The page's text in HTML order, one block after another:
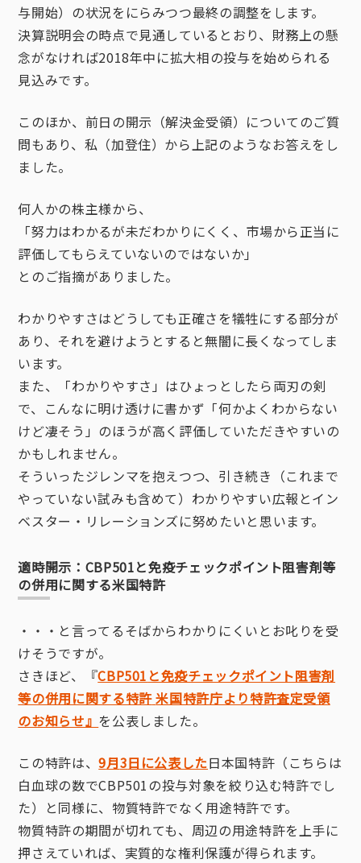
与開始）の状況をにらみつつ最終の調整をします。
決算説明会の時点で見通しているとおり、財務上の懸
念がなければ2018年中に拡大相の投与を始められる
見込みです。
このほか、前日の開示（解決金受領）についてのご質
問もあり、私（加登住）から上記のようなお答えをし
ました。
何人かの株主様から、
「努力はわかるが未だわかりにくく、市場から正当に
評価してもらえていないのではないか」
とのご指摘がありました。
わかりやすさはどうしても正確さを犠牲にする部分が
あり、それを避けようとすると無闇に長くなってしま
います。
また、「わかりやすさ」はひょっとしたら両刃の剣
で、こんなに明け透けに書かず「何かよくわからない
けど凄そう」のほうが高く評価していただきやすいの
かもしれません。
そういったジレンマを抱えつつ、引き続き（これまで
やっていない試みも含めて）わかりやすい広報とイン
ベスター・リレーションズに努めたいと思います。
適時開示：CBP501と免疫チェックポイント阻害剤等
の併用に関する米国特許
・・・と言ってるそばからわかりにくいとお叱りを受
けそうですが。
さきほど、『CBP501 と免疫チェックポイント阻害剤
等の併用に関する特許米国特許庁より特許査定受領
のお知らせ』 を公表しました。
この特許は、9月3日に公表した日本国特許（こちらは
白血球の数でCBP501の投与対象を絞り込む特許でし
た）と同様に、物質特許でなく用途特許です。
物質特許の期間が切れても、周辺の用途特許を上手に
押さえていれば、実質的な権利保護が得られます。